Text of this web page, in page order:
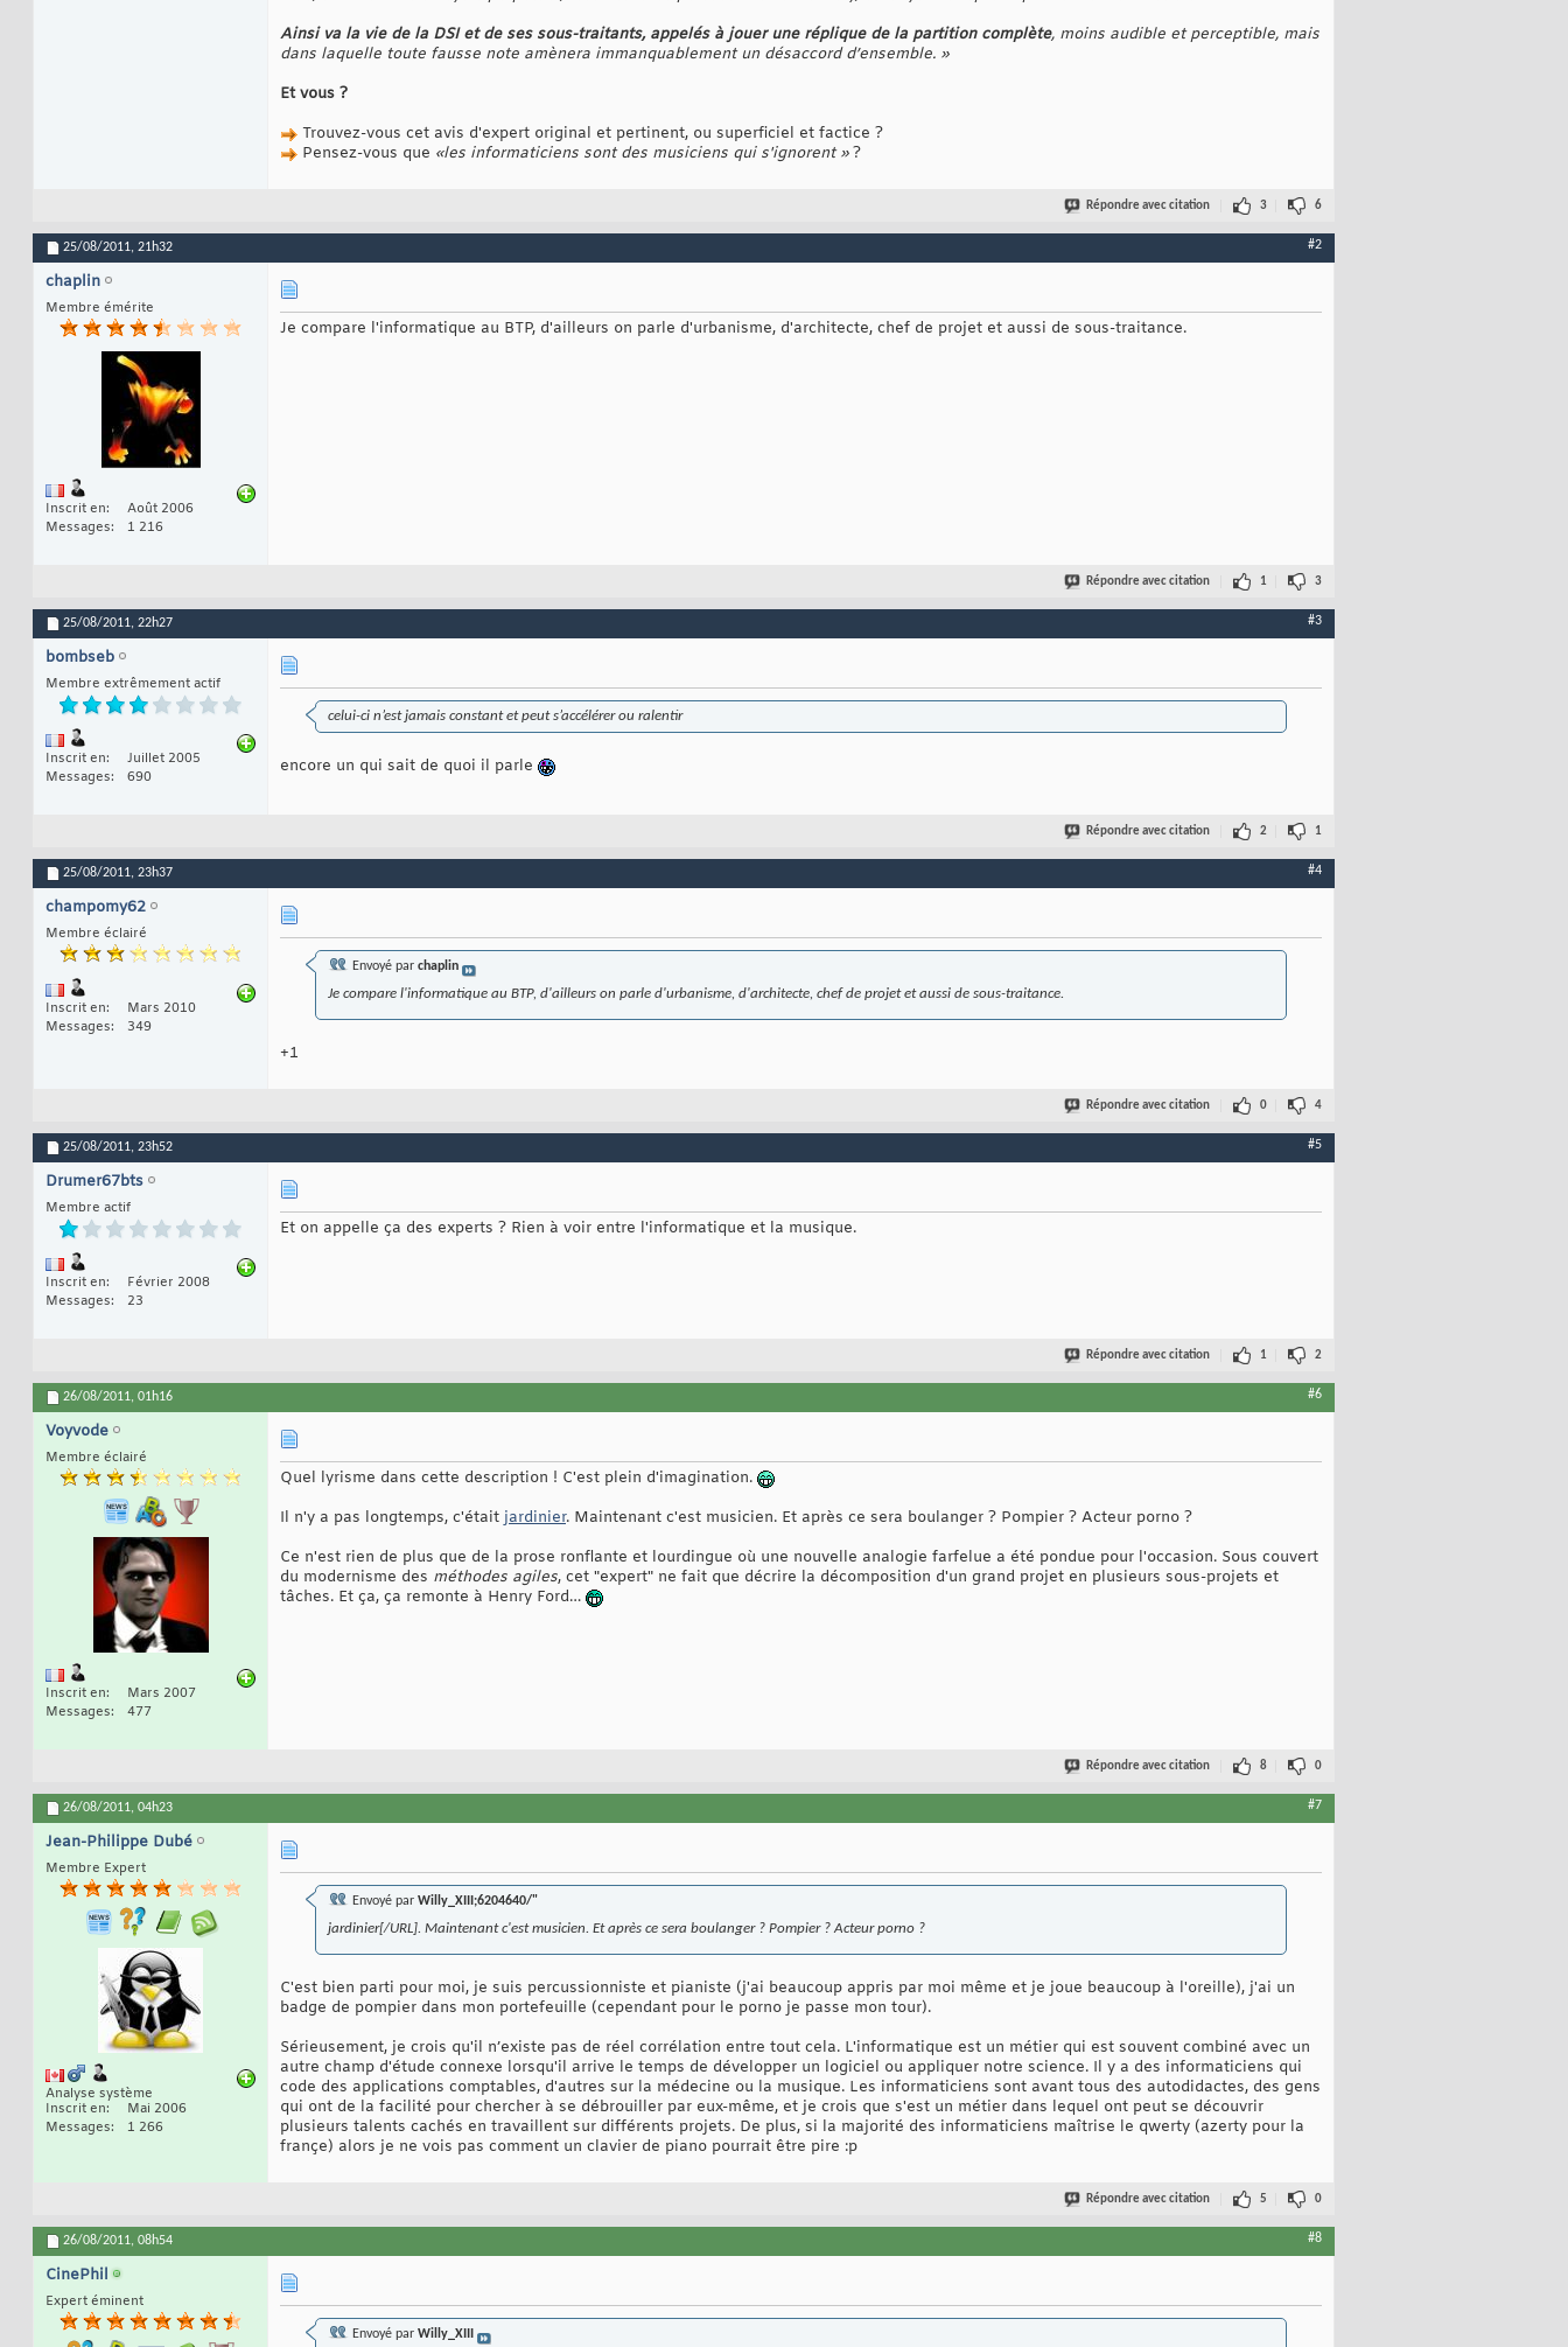
Ainsi va la vie de la DSI et de ses sous-traitants, appelés à jouer une réplique de la partition complète, moins audible et perceptible, mais
dans laquelle toute fausse note amènera immanquablement un désaccord d’ensemble. »
Et vous ?
Trouvez-vous cet avis d'expert original et pertinent, ou superficiel et factice ?
Pensez-vous que «les informaticiens sont des musiciens qui s'ignorent »?
Répondre avec citation 3 6
25/08/2011, 21h32 #2
chaplin
Membre émérite
Inscrit en
Août 2006
Messages
1 216
Je compare l'informatique au BTP, d'ailleurs on parle d'urbanisme, d'architecte, chef de projet et aussi de sous-traitance.
Répondre avec citation 1 3
25/08/2011, 22h27 #3
bombseb
Membre extrêmement actif
Inscrit en
Juillet 2005
Messages
690
celui-ci n’est jamais constant et peut s’accélérer ou ralentir
encore un qui sait de quoi il parle
Répondre avec citation 2 1
25/08/2011, 23h37 #4
champomy62
Membre éclairé
Inscrit en
Mars 2010
Messages
349
Envoyé par chaplin
Je compare l'informatique au BTP, d'ailleurs on parle d'urbanisme, d'architecte, chef de projet et aussi de sous-traitance.
+1
Répondre avec citation 0 4
25/08/2011, 23h52 #5
Drumer67bts
Membre actif
Inscrit en
Février 2008
Messages
23
Et on appelle ça des experts ? Rien à voir entre l'informatique et la musique.
Répondre avec citation 1 2
26/08/2011, 01h16 #6
Voyvode
Membre éclairé
Inscrit en
Mars 2007
Messages
477
Quel lyrisme dans cette description ! C'est plein d'imagination.
Il n'y a pas longtemps, c'était jardinier. Maintenant c'est musicien. Et après ce sera boulanger ? Pompier ? Acteur porno ?
Ce n'est rien de plus que de la prose ronflante et lourdingue où une nouvelle analogie farfelue a été pondue pour l'occasion. Sous couvert
du modernisme des méthodes agiles, cet "expert" ne fait que décrire la décomposition d'un grand projet en plusieurs sous-projets et
tâches. Et ça, ça remonte à Henry Ford…
Répondre avec citation 8 0
26/08/2011, 04h23 #7
Jean-Philippe Dubé
Membre Expert
Analyse système
Inscrit en
Mai 2006
Messages
1 266
Envoyé par Willy_XIII;6204640/"
jardinier[/URL]. Maintenant c'est musicien. Et après ce sera boulanger ? Pompier ? Acteur porno ?
C'est bien parti pour moi, je suis percussionniste et pianiste (j'ai beaucoup appris par moi même et je joue beaucoup à l'oreille), j'ai un
badge de pompier dans mon portefeuille (cependant pour le porno je passe mon tour).
Sérieusement, je crois qu'il n’existe pas de réel corrélation entre tout cela. L'informatique est un métier qui est souvent combiné avec un
autre champ d'étude connexe lorsqu'il arrive le temps de développer un logiciel ou appliquer notre science. Il y a des informaticiens qui
code des applications comptables, d'autres sur la médecine ou la musique. Les informaticiens sont avant tous des autodidactes, des gens
qui ont de la facilité pour chercher à se débrouiller par eux-même, et je crois que s'est un métier dans lequel ont peut se découvrir
plusieurs talents cachés en travaillent sur différents projets. De plus, si la majorité des informaticiens maîtrise le qwerty (azerty pour la
françe) alors je ne vois pas comment un clavier de piano pourrait être pire :p
Répondre avec citation 5 0
26/08/2011, 08h54 #8
CinePhil
Expert éminent
Envoyé par Willy_XIII